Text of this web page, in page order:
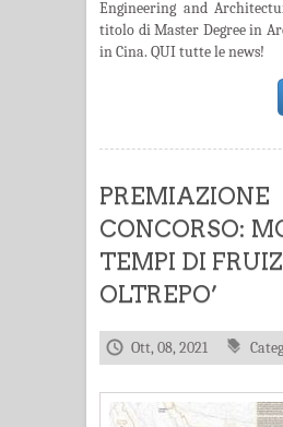
Engineering and
titolo di Master Degree in
in Cina. QUI tutte le news!
PREMIAZIONE
CONCORSO:
TEMPI DI
OLTREPO’
Ott, 08, 2021